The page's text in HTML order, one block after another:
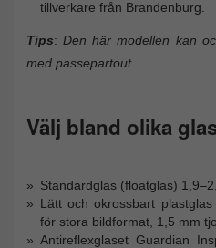
tillverkare från Brandenburg.
Tips: Den här modellen kan
med passepartout.
Välj bland olika
Standardglas (floatglas)
Lätt och okrossbart
för stora bildformat, 1,5 mm
Antireflexglaset Guardian